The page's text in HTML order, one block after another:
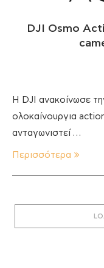
DJI Osmo
H DJI ανακοίνωσε
ολοκαίνουργια
ανταγωνιστεί …
Περισσότερα